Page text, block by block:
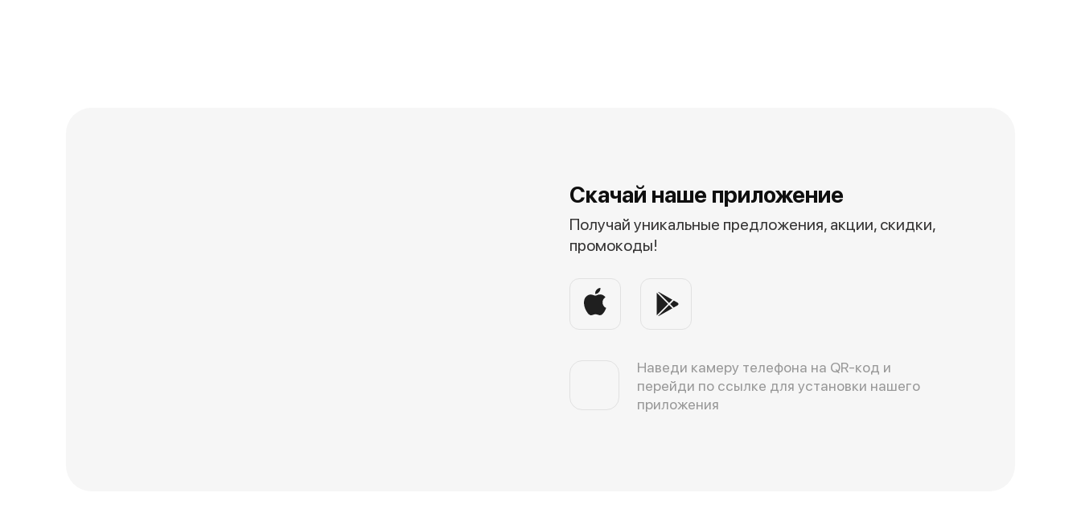
Скачай наше приложение
Получай уникальные предложения, акции, скидки,
промокоды!
Наведи камеру телефона на QR-код и
перейди по ссылке для установки нашего
приложения